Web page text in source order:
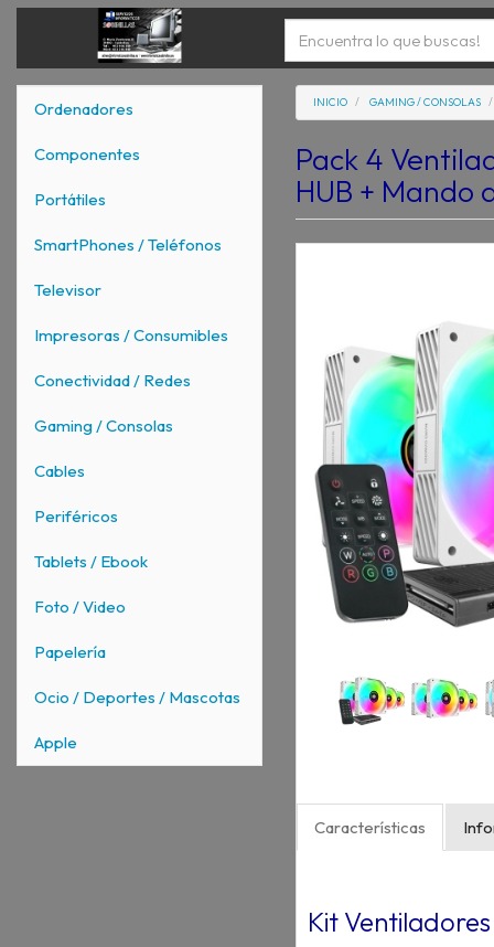
Ordenadores
Componentes
Portátiles
SmartPhones / Teléfonos
Televisor
Impresoras / Consumibles
Conectividad / Redes
Gaming / Consolas
Cables
Periféricos
Tablets / Ebook
Foto / Video
Papelería
Ocio / Deportes / Mascotas
Apple
INICIO GAMING / CONSOLAS
Pack 4
HUB + Mando
Características
Kit